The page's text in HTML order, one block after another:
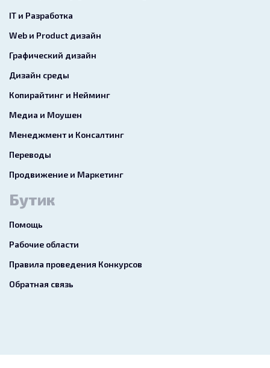
IT и Разработка
Web и Product дизайн
Графический дизайн
Дизайн среды
Копирайтинг и Нейминг
Медиа и Моушен
Менеджмент и Консалтинг
Переводы
Продвижение и Маркетинг
Бутик
Помощь
Рабочие области
Правила проведения Конкурсов
Обратная связь